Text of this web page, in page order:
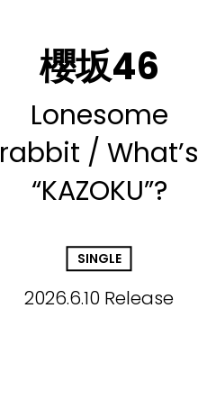
櫻坂46
Lonesome
rabbit / What’s
“KAZOKU”?
SINGLE
2026.6.10 Release